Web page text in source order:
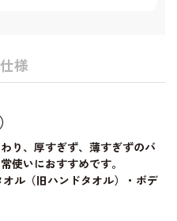
仕様
り、厚すぎず、薄すぎずのバ
使いにおすすめです。
ル（旧ハンドタオル）・ボデ